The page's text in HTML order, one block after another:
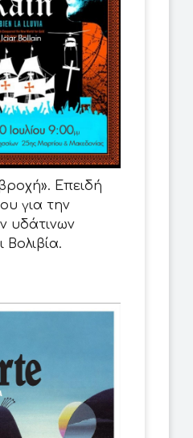
Επειδή
για την
υδάτινων
Βολιβία.